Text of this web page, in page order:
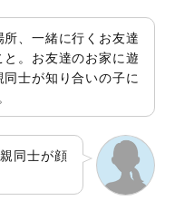
、一緒に行くお友達
。お友達のお家に遊
士が知り合いの子に
同士が顔